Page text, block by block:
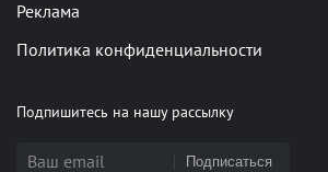
Реклама
Политика конфиденциальности
Подпишитесь на нашу рассылку
Подписаться